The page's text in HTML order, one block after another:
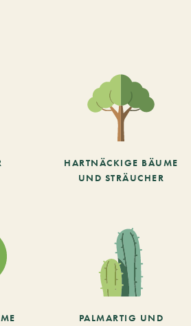
HARTNÄCKIGE BÄUME
UND STRÄUCHER
PALMARTIG UND